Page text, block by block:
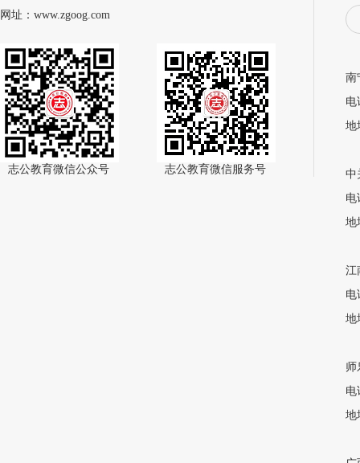
网址：www.zgoog.com
志公教育微信公众号 志公教育微信服务号
南
电
地
中
电
地
江
电
地
师
电
地